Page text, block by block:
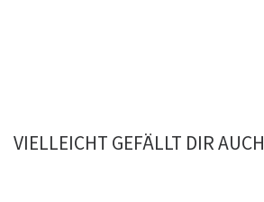
VIELLEICHT GEFÄLLT DIR AUCH